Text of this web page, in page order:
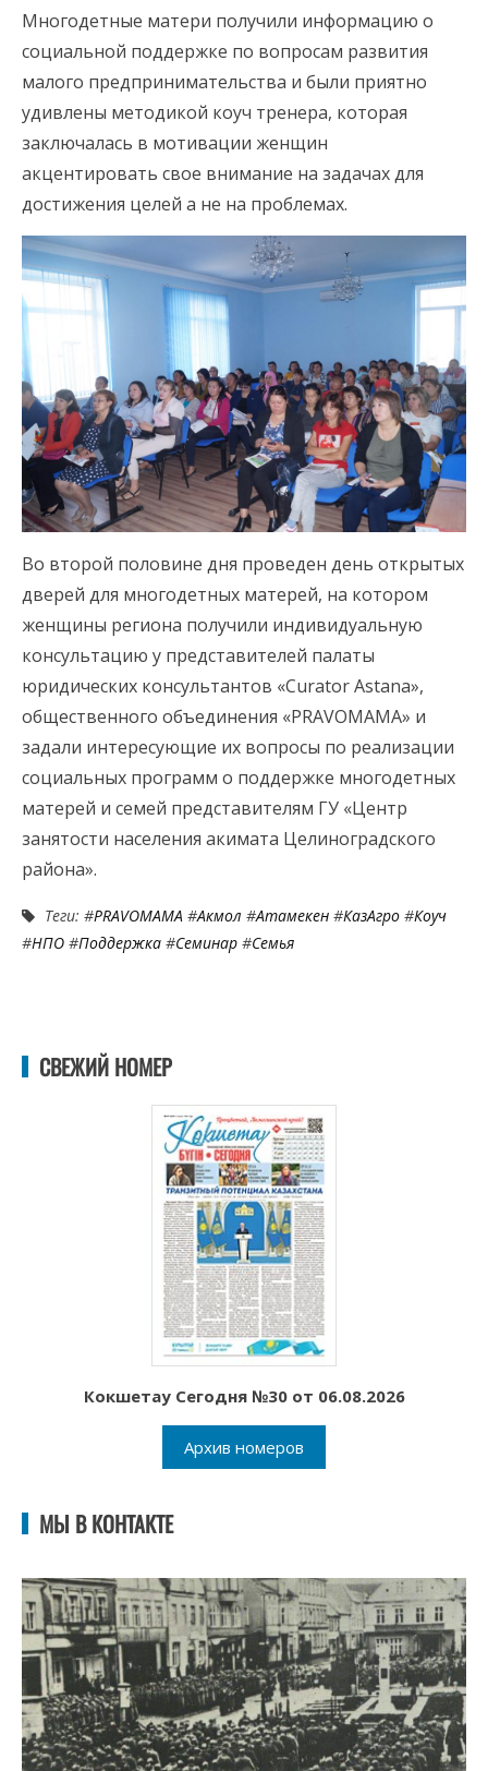
Многодетные матери получили информацию о
социальной поддержке по вопросам развития
малого предпринимательства и были приятно
удивлены методикой коуч тренера, которая
заключалась в мотивации женщин
акцентировать свое внимание на задачах для
достижения целей а не на проблемах.
Во второй половине дня проведен день открытых
дверей для многодетных матерей, на котором
женщины региона получили индивидуальную
консультацию у представителей палаты
юридических консультантов «Curator Astana»,
общественного объединения «PRAVOMAMA» и
задали интересующие их вопросы по реализации
социальных программ о поддержке многодетных
матерей и семей представителям ГУ «Центр
занятости населения акимата Целиноградского
района».
Теги: #PRAVOMAMA #Акмол #Атамекен #КазАгро #Коуч
#НПО #Поддержка #Семинар #Семья
СВЕЖИЙ НОМЕР
Кокшетау Сегодня №30 от 06.08.2026
Архив номеров
МЫ В КОНТАКТЕ